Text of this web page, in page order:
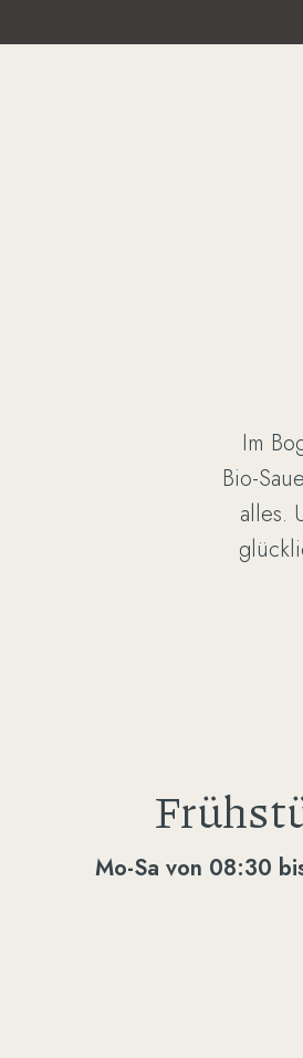
Im
Bio-
alles.
Mo-Sa von 08:30